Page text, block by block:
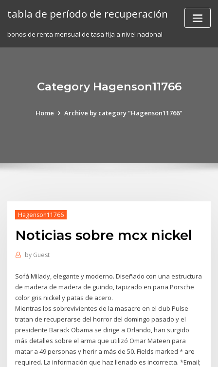
tabla de período de recuperación
bonos de renta mensual de tasa fija a nivel nacional
Category Hagenson11766
Home Archive by category "Hagenson11766"
Hagenson11766
Noticias sobre mcx nickel
by Guest
Sofá Milady, elegante y moderno. Diseñado con una estructura
de madera de madera de guindo, tapizado en pana Porsche
color gris nickel y patas de acero.
Mientras los sobrevivientes de la masacre en el club Pulse
tratan de recuperarse del horror del domingo pasado y el
presidente Barack Obama se dirige a Orlando, han surgido
más detalles sobre el arma que utilizó Omar Mateen para
matar a 49 personas y herir a más de 50. Fields marked * are
required. La información que haz llenado es incorrecta. *Email;